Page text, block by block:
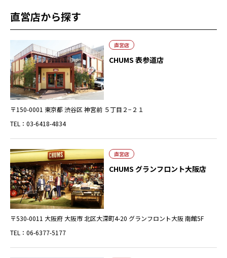
直営店から探す
直営店
CHUMS 表参道店
〒150-0001 東京都 渋谷区 神宮前 ５丁目２−２１
TEL：03-6418-4834
直営店
CHUMS グランフロント大阪店
〒530-0011 大阪府 大阪市 北区大深町4-20 グランフロント大阪 南館5F
TEL：06-6377-5177